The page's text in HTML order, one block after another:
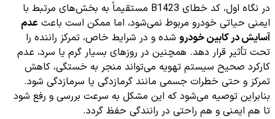
در نگاه اول، کد خطای B1423 مستقیماً به بخش‌های مرتبط با
ایمنی حیاتی خودرو مربوط نمی‌شود، اما ممکن است باعث عدم
آسایش در کابین خودرو شده و در شرایط خاص، تمرکز راننده را
تحت تأثیر قرار دهد. همچنین در روزهای بسیار گرم یا سرد، عدم
کارکرد صحیح سیستم تهویه می‌تواند منجر به خستگی، کاهش
تمرکز و حتی خطرات جسمی مانند گرمازدگی یا سرمازدگی شود.
بنابراین توصیه می‌شود که این مشکل به سرعت بررسی و رفع شود
تا هم ایمنی و هم راحتی در رانندگی حفظ گردد.